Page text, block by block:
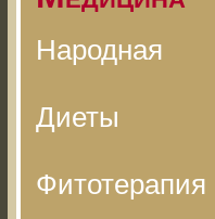
Народная
Диеты
Фитотерапия